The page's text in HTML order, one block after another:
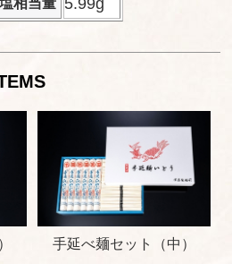
手延べ麺セット（中）